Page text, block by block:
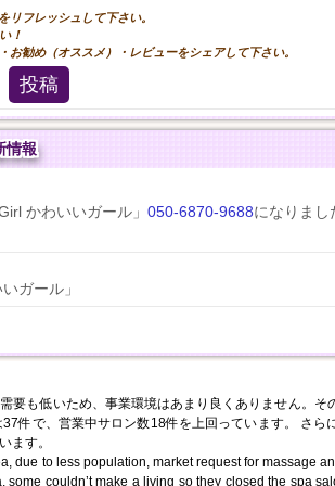
フレッシュして下さい。
！
勧め（オススメ）・レビューをシェアして下さい。
投稿
情報
かわいいガール」 050-6870-9688になりまし
ガール」
要も低いため、事業環境はあまり良くありません。そ
件で、営業中サロン数18件を上回っています。 さら
ます。
due to less population, market request for massage
couldn’t make a living so they closed the spa